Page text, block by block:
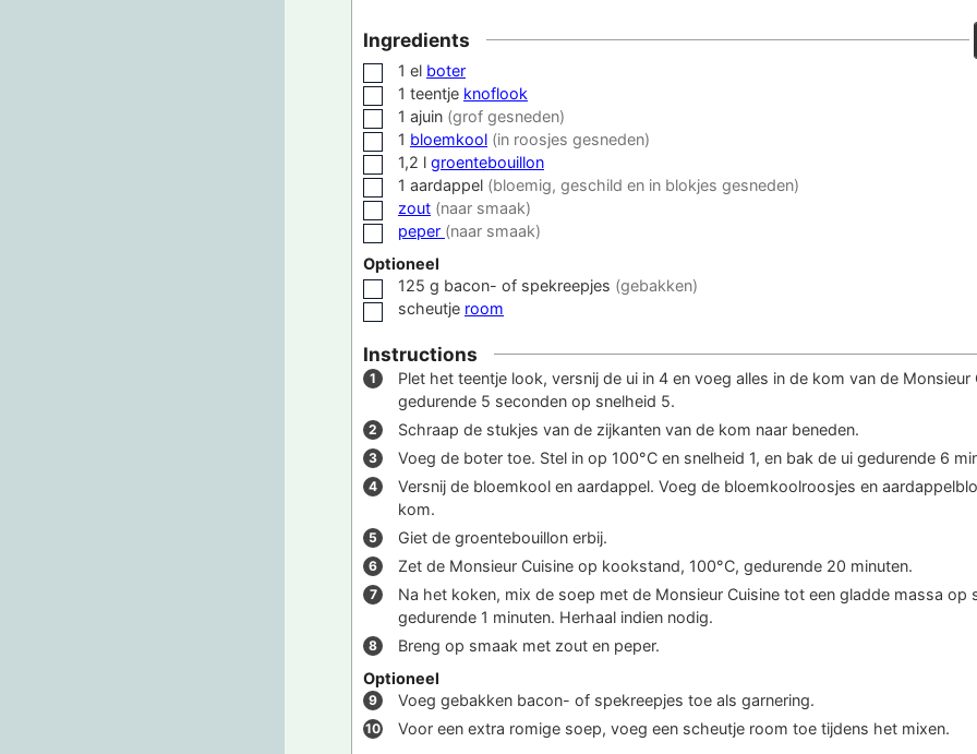
Ingredients
▢1 el boter
▢1 teentje knoflook
▢1 ajuin (grof gesneden)
▢1 bloemkool (in roosjes gesneden)
▢1,2 l groentebouillon
▢1 aardappel (bloemig, geschild en in blokjes gesneden)
▢zout (naar smaak)
▢
peper (naar smaak)
Optioneel
▢125 g bacon- of spekreepjes (gebakken)
▢
scheutje room
Instructions
Plet het teentje look, versnij de ui in 4 en voeg alles in de kom van de Monsieur
gedurende 5 seconden op snelheid 5.
Schraap de stukjes van de zijkanten van de kom naar beneden.
Voeg de boter toe. Stel in op 100°C en snelheid 1, en bak de ui gedurende 6
Versnij de bloemkool en aardappel. Voeg de bloemkoolroosjes en
kom.
Giet de groentebouillon erbij.
Zet de Monsieur Cuisine op kookstand, 100°C, gedurende 20 minuten.
Na het koken, mix de soep met de Monsieur Cuisine tot een gladde massa op
gedurende 1 minuten. Herhaal indien nodig.
Breng op smaak met zout en peper.
Optioneel
Voeg gebakken bacon- of spekreepjes toe als garnering.
Voor een extra romige soep, voeg een scheutje room toe tijdens het mixen.